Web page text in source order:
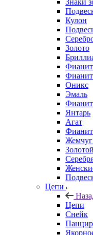
Знаки
Кулон
Золото
Оникс
Эмаль
Янтарь
Агат
Фианит
Жемчуг
Цепи
Цепи
Снейк